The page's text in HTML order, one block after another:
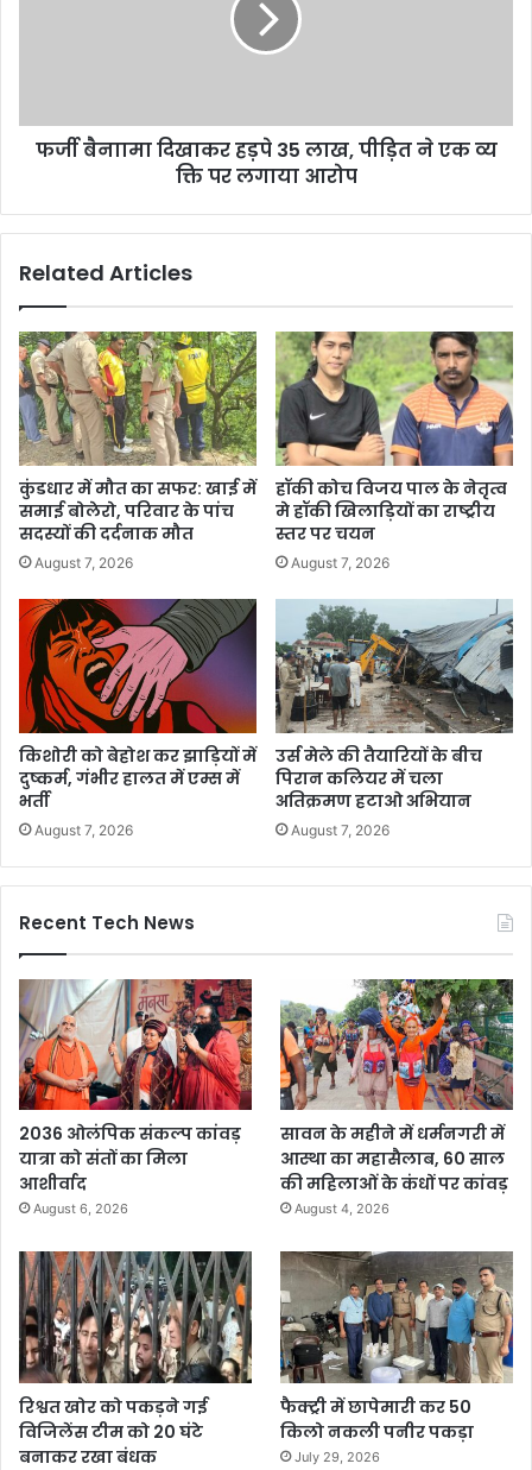
फर्जी बैनाामा दिखाकर हड़पे 35 लाख, पीड़ित ने एक व्य​
क्ति पर लगाया आरोप
Related Articles
कुंडधार में मौत का सफर: खाई में
समाई बोलेरो, परिवार के पांच
सदस्यों की दर्दनाक मौत
August 7, 2026
हॉकी कोच विजय पाल के नेतृत्व
मे हॉकी खिलाड़ियों का राष्ट्रीय
स्तर पर चयन
August 7, 2026
किशोरी को बेहोश कर झाड़ियों में
दुष्कर्म, गंभीर हालत में एम्स में
भर्ती
August 7, 2026
उर्स मेले की तैयारियों के बीच
पिरान कलियर में चला
अतिक्रमण हटाओ अभियान
August 7, 2026
Recent Tech News
2036 ओलंपिक संकल्प कांवड़
यात्रा को संतों का मिला
आशीर्वाद
August 6, 2026
सावन के महीने में धर्मनगरी में
आस्था का महासैलाब, 60 साल
की महिलाओं के कंधों पर कांवड़
August 4, 2026
रिश्वत खोर को पकड़ने गई
विजिलेंस टीम को 20 घंटे
बनाकर रखा बंधक
फैक्ट्री में छापेमारी कर 50
किलो नकली पनीर पकड़ा
July 29, 2026